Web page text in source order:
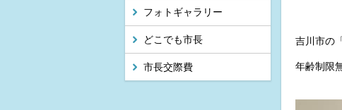
フォトギャラリー
どこでも市長
市長交際費
吉川市の
年齢制限